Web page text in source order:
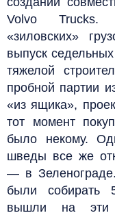
Volvo Trucks.
«зиловских»
выпуск
тяжелой
пробной партии
«из ящика»,
тот момент
было некому.
шведы все же
— в
были собирать
вышли на эти